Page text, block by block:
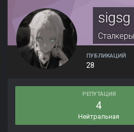
sigsg
Сталкеры
ПУБЛИКАЦИЙ
28
РЕПУТАЦИЯ
4
Нейтральная